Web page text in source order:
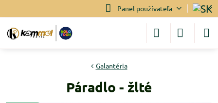
Panel používateľa
Galantéria
Páradlo - žlté